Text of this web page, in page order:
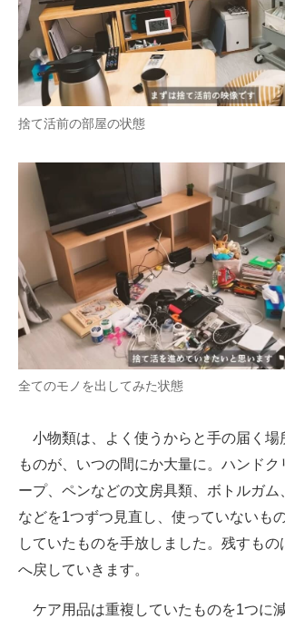
捨て活前の部屋の状態
全てのモノを出してみた状態
小物類は、よく使うからと手の届く場
ものが、いつの間にか大量に。ハンドク
ープ、ペンなどの文房具類、ボトルガム
などを1つずつ見直し、使っていないも
していたものを手放しました。残すも
へ戻していきます。
ケア用品は重複していたものを1つに